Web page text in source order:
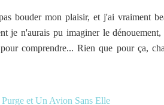
bouder mon plaisir, et j'ai vraiment
je n'aurais pu imaginer le
comprendre... Rien que pour ça,